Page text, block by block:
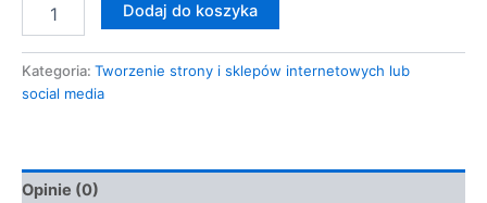
Dodaj do koszyka
Kategoria: Tworzenie strony i sklepów internetowych lub
social media
Opinie (0)